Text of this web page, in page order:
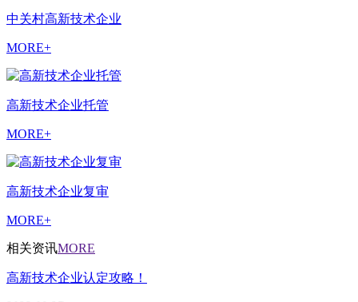
中关村高新技术企业
MORE+
高新技术企业托管
MORE+
高新技术企业复审
MORE+
相关资讯MORE
高新技术企业认定攻略！